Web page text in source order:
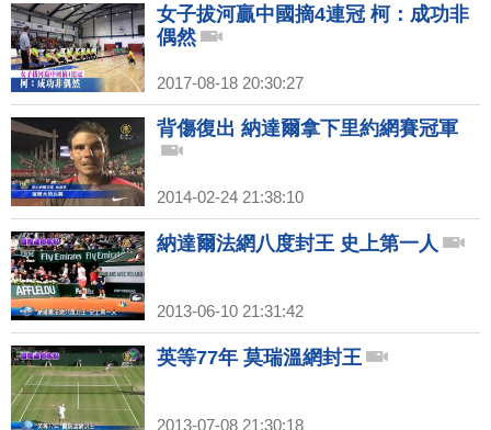
女子拔河贏中國摘4連冠 柯：成功非
偶然
2017-08-18 20:30:27
背傷復出 納達爾拿下里約網賽冠軍
2014-02-24 21:38:10
納達爾法網八度封王 史上第一人
2013-06-10 21:31:42
英等77年 莫瑞溫網封王
2013-07-08 21:30:18